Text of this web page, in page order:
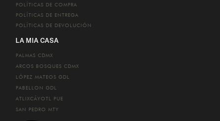
POLÍTICAS DE COMPRA
POLÍTICAS DE ENTREGA
POLÍTICAS DE DEVOLUCIÓN
LA MIA CASA
PALMAS CDMX
ARCOS BOSQUES CDMX
LÓPEZ MATEOS GDL
PABELLON GDL
ATLIXCÁYOTL PUE
SAN PEDRO MTY